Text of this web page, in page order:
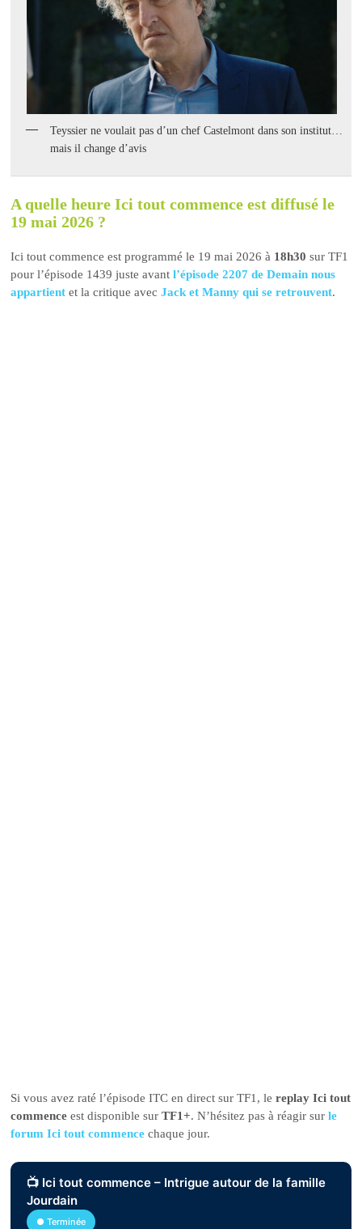
Teyssier ne voulait pas d’un chef Castelmont dans son institut…
mais il change d’avis
A quelle heure Ici tout commence est diffusé le
19 mai 2026 ?
Ici tout commence est programmé le 19 mai 2026 à 18h30 sur TF1
pour l’épisode 1439 juste avantl’épisode 2207 de Demain nous
appartientet la critique avecJack et Manny qui se retrouvent.
Si vous avez raté l’épisode ITC en direct sur TF1, lereplay Ici tout
commence est disponible surTF1+. N’hésitez pas à réagir surle
forum Ici tout commence chaque jour.
📺 Ici tout commence – Intrigue autour de la famille
Jourdain
● Terminée